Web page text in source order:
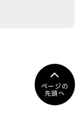
ページの
先頭へ